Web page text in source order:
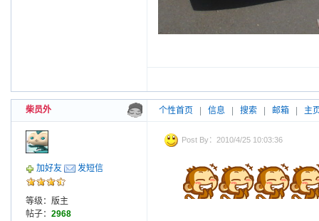
柴员外 个性首页 信息 搜索 邮箱 主
加好友 发短信
等级：版主
帖子： 2968
Post By：2010/4/25 10:03:36